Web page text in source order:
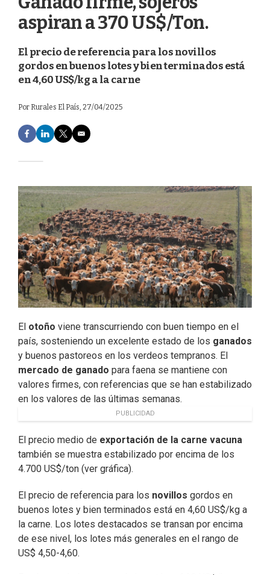
aspiran a 370 US$/Ton.
El precio de referencia para los novillos
gordos en buenos lotes y bien terminados está
en 4,60 US$/kg a la carne
Por Rurales El País, 27/04/2025
F
a
e
o
o
k
L
i
d
n
T
w
e
r
E
m
El otoño viene transcurriendo con buen tiempo en el
país, sosteniendo un excelente estado de los ganados
y buenos pastoreos en los verdeos tempranos. El
mercado de ganado para faena se mantiene con
valores firmes, con referencias que se han estabilizado
en los valores de las últimas semanas.
PUBLICIDAD
El precio medio de exportación de la carne vacuna
también se muestra estabilizado por encima de los
4.700 US$/ton (ver gráfica).
El precio de referencia para los novillos gordos en
buenos lotes y bien terminados está en 4,60 US$/kg a
la carne. Los lotes destacados se transan por encima
de ese nivel, los lotes más generales en el rango de
US$ 4,50-4,60.